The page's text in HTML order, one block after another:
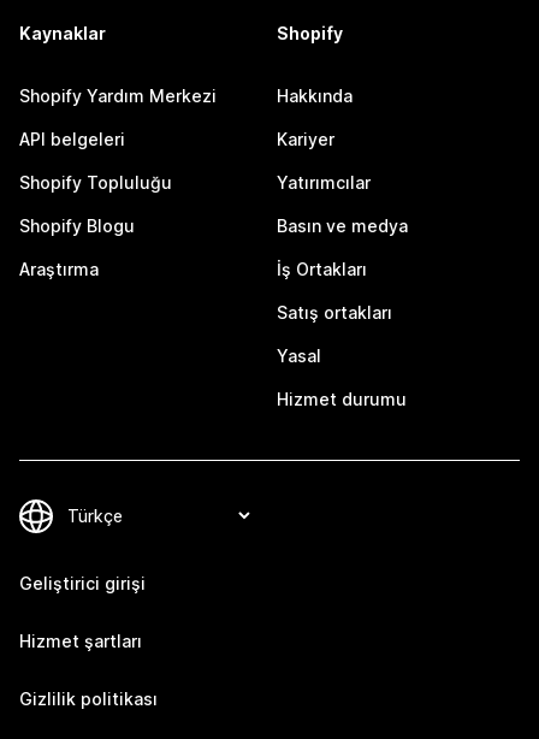
Kaynaklar
Shopify Yardım Merkezi
API belgeleri
Shopify Topluluğu
Shopify Blogu
Araştırma
Shopify
Hakkında
Kariyer
Yatırımcılar
Basın ve medya
İş Ortakları
Satış ortakları
Yasal
Hizmet durumu
Geliştirici girişi
Hizmet şartları
Gizlilik politikası